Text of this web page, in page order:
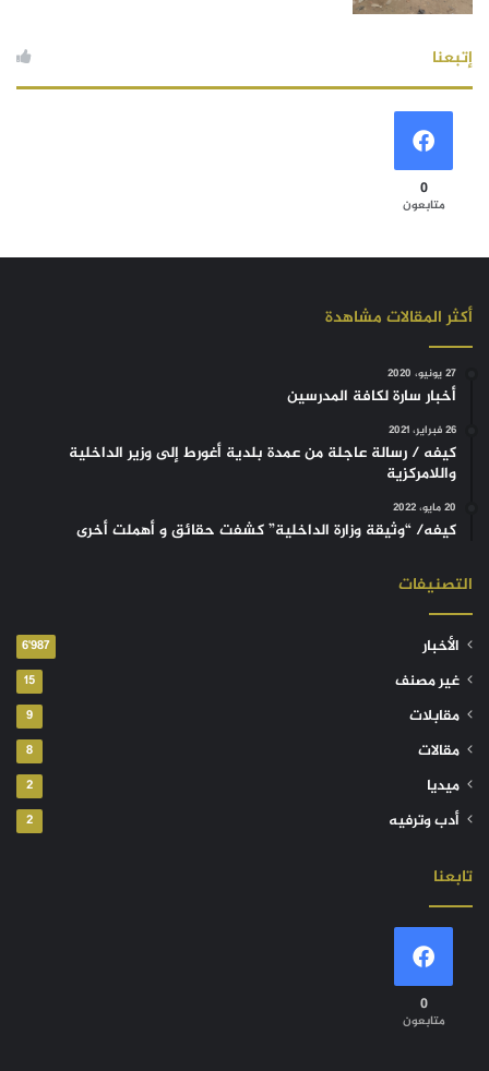
إتبعنا
0
متابعون
أكثر المقالات مشاهدة
27 يونيو، 2020
أخبار سارة لكافة المدرسين
26 فبراير، 2021
كيفه / رسالة عاجلة من عمدة بلدية أغورط إلى وزير الداخلية
واللامركزية
20 مايو، 2022
كيفه/ “وثيقة وزارة الداخلية” كشفت حقائق و أهملت أخرى
التصنيفات
الأخبار 6٬987
غير مصنف 15
مقابلات 9
مقالات 8
ميديا 2
أدب وترفيه 2
تابعنا
0
متابعون